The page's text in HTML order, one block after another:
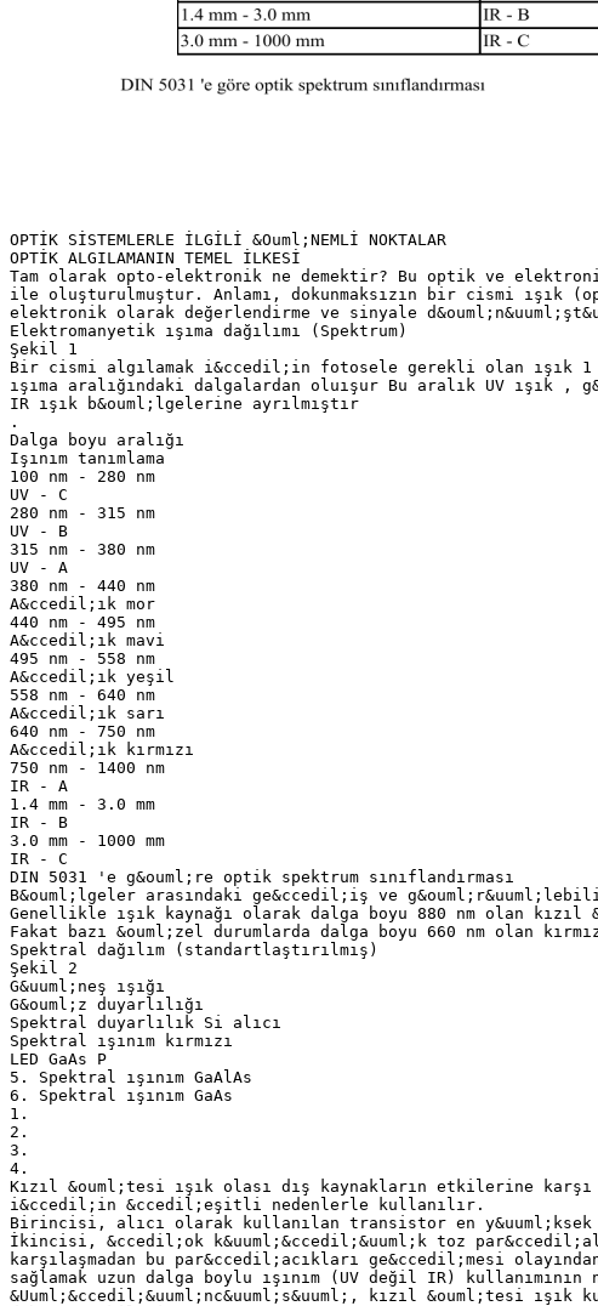
OPTİK SİSTEMLERLE İLGİLİ &Ouml;NEMLİ NOKTALAR
OPTİK ALGILAMANIN TEMEL İLKESİ
Tam olarak opto-elektronik ne demektir? Bu optik ve
ile oluşturulmuştur. Anlamı, dokunmaksızın bir cismi ışık
elektronik olarak değerlendirme ve sinyale
Elektromanyetik ışıma dağılımı (Spektrum)
Şekil 1
Bir cismi algılamak i&ccedil;in fotosele gerekli olan ışık 1
ışıma aralığındaki dalgalardan oluışur Bu aralık UV ışık
IR ışık b&ouml;lgelerine ayrılmıştır
.
Dalga boyu aralığı
Işınım tanımlama
100 nm - 280 nm
UV - C
280 nm - 315 nm
UV - B
315 nm - 380 nm
UV - A
380 nm - 440 nm
A&ccedil;ık mor
440 nm - 495 nm
A&ccedil;ık mavi
495 nm - 558 nm
A&ccedil;ık yeşil
558 nm - 640 nm
A&ccedil;ık sarı
640 nm - 750 nm
A&ccedil;ık kırmızı
750 nm - 1400 nm
IR - A
1.4 mm - 3.0 mm
IR - B
3.0 mm - 1000 mm
IR - C
DIN 5031 'e g&ouml;re optik spektrum sınıflandırması
B&ouml;lgeler arasındaki ge&ccedil;iş ve
Genellikle ışık kaynağı olarak dalga boyu 880 nm olan
Fakat bazı &ouml;zel durumlarda dalga boyu 660 nm olan
Spektral dağılım (standartlaştırılmış)
Şekil 2
G&uuml;neş ışığı
G&ouml;z duyarlılığı
Spektral duyarlılık Si alıcı
Spektral ışınım kırmızı
LED GaAs P
5. Spektral ışınım GaAlAs
6. Spektral ışınım GaAs
1.
2.
3.
4.
Kızıl &ouml;tesi ışık olası dış kaynakların etkilerine
i&ccedil;in &ccedil;eşitli nedenlerle kullanılır.
Birincisi, alıcı olarak kullanılan transistor en
İkincisi, &ccedil;ok k&uuml;&ccedil;&uuml;k toz
karşılaşmadan bu par&ccedil;acıkları ge&ccedil;mesi
sağlamak uzun dalga boylu ışınım (UV değil IR) kullanımının
&Uuml;&ccedil;&uuml;nc&uuml;s&uuml;, kızıl &ouml;tesi